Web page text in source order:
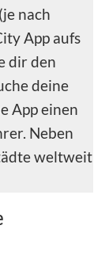
nach
App aufs
dir den
deine
App einen
Neben
weltweit